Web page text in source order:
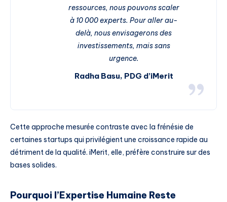
ressources, nous pouvons scaler
à 10 000 experts. Pour aller au-
delà, nous envisagerons des
investissements, mais sans
urgence.
Radha Basu, PDG d’iMerit
Cette approche mesurée contraste avec la frénésie de
certaines startups qui privilégient une croissance rapide au
détriment de la qualité. iMerit, elle, préfère construire sur des
bases solides.
Pourquoi l’Expertise Humaine Reste